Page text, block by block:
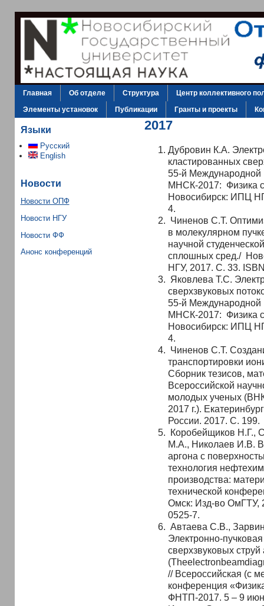
Главная Об отделе Структура
Центр коллективного
Элементы установок
Публикации Гранты и проекты
Языки
Русский
English
Новости
Новости ОПФ
Новости НГУ
Новости ФФ
Анонс конференций
2017
Дубровин К.А.
кластированных
55-й Международной
МНСК-2017: Физика
Новосибирск: ИПЦ
4.
Чиненов С.Т.
в молекулярном
научной
сплошных сред./
НГУ, 2017. С. 33.
Яковлева Т.С.
сверхзвуковых
55-й Международной
МНСК-2017: Физика
Новосибирск: ИПЦ
4.
Чиненов С.Т.
транспортировки
Сборник тезисов,
Всероссийской
молодых ученых
2017 г.).
России. 2017. С. 199.
Коробейщиков Н.Г.,
М.А., Николаев И.В.
аргона с
технология
производства:
технической
Омск: Изд-во ОмГТУ,
0525-7.
Автаева С.В.,
Электронно-
сверхзвуковых струй
// Всероссийская (с
конференция
ФНТП-2017. 5 – 9